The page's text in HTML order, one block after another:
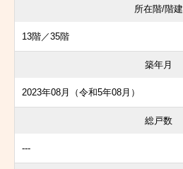
所在階/階建
13階／35階
築年月
2023年08月（令和5年08月）
総戸数
---